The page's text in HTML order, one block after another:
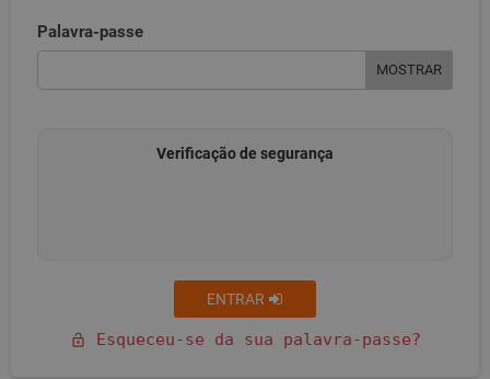
Palavra-passe
MOSTRAR
Verificação de segurança
ENTRAR
lock_open Esqueceu-se da sua palavra-passe?